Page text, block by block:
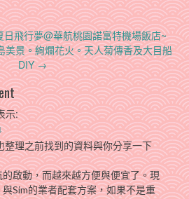
飛行夢@華航桃園諾富特機場飯店~
美景。絢爛花火。天人菊傳香及大目船
DIY→
示:
整理之前找到的資料與你分享一下
啟動，而越來越方便與便宜了。現
Sim的業者配套方案，如果不是重